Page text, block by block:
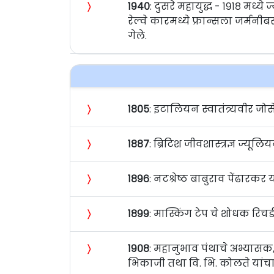
〉 १९४०: दुसरे महायुद्ध - १९१८ मध्ये
रेल्वे कारमध्ये फ्रान्सला
गेले.
〉 १८०५: इटालियन स्वातंत्र्यवीर
〉 १८८७: ब्रिटिश जीवशास्त्रज्ञ
〉 १८९६: नटश्रेष्ठ बाबुराव पेंढारकर
〉 १८९९: मास्किंग टेप चे शोधक
〉 १९०८: महानुभाव पंथाचे अभ्यासक,
भिकाजी तथा वि. भि. कोलते